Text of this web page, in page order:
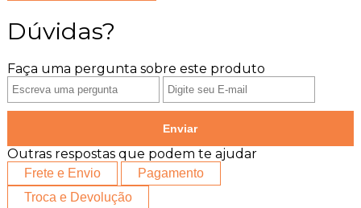
Dúvidas?
Faça uma pergunta sobre este produto
Enviar
Outras respostas que podem te ajudar
Frete e Envio
Pagamento
Troca e Devolução